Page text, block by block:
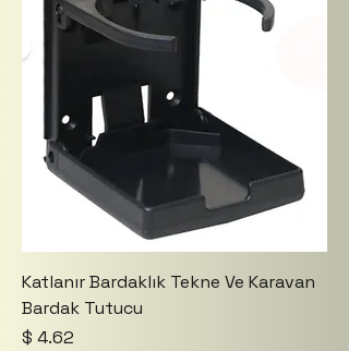
Katlanır Bardaklık Tekne Ve Karavan
Bardak Tutucu
Fiyat
$ 4.62